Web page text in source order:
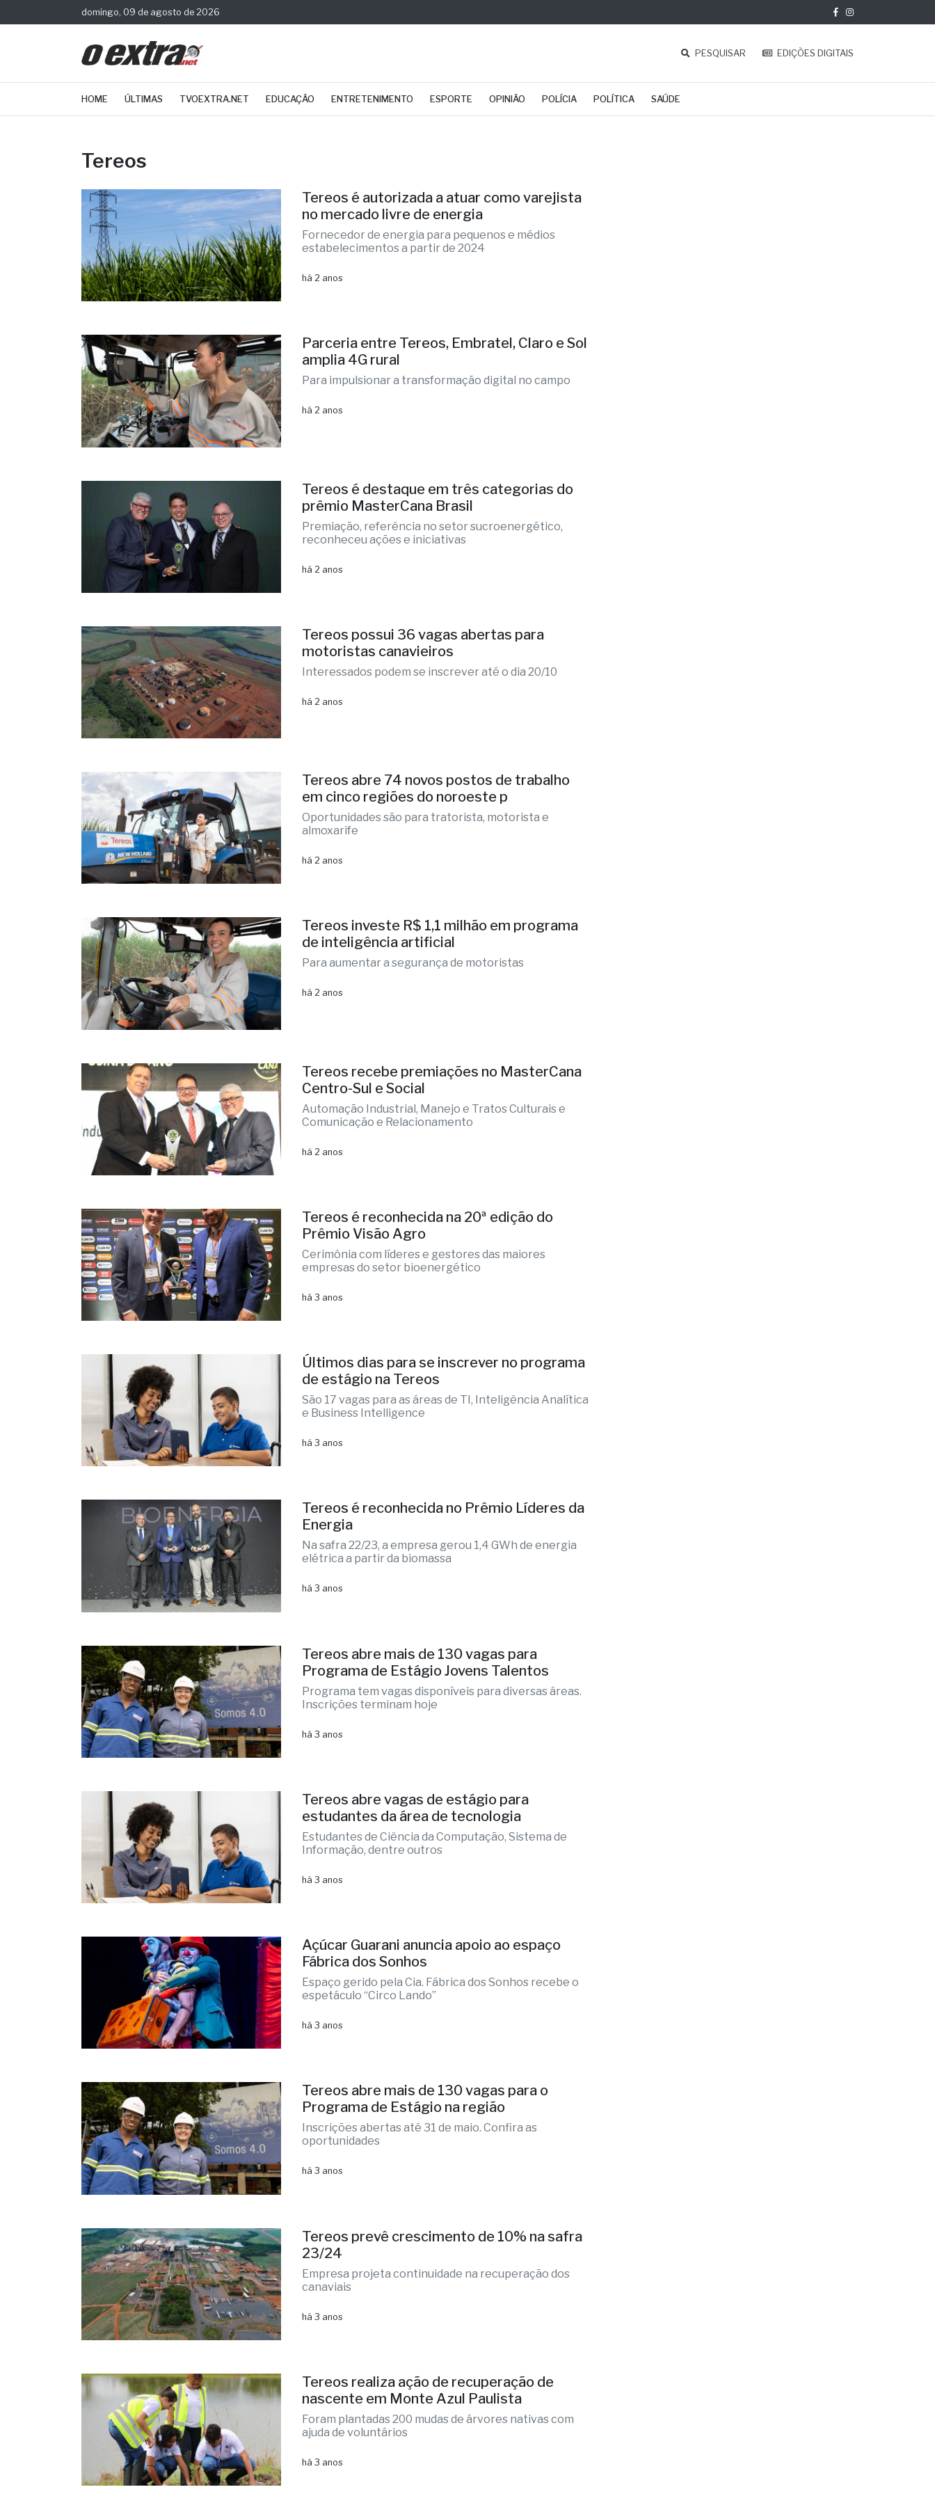
domingo, 09 de agosto de 2026
PESQUISAR EDIÇÕES DIGITAIS
HOME ÚLTIMAS TVOEXTRA.NET EDUCAÇÃO ENTRETENIMENTO ESPORTE OPINIÃO POLÍCIA POLÍTICA SAÚDE
Tereos
Tereos é autorizada a atuar como varejista
no mercado livre de energia
Fornecedor de energia para pequenos e médios
estabelecimentos a partir de 2024
há 2 anos
Parceria entre Tereos, Embratel, Claro e Sol
amplia 4G rural
Para impulsionar a transformação digital no campo
há 2 anos
Tereos é destaque em três categorias do
prêmio MasterCana Brasil
Premiação, referência no setor sucroenergético,
reconheceu ações e iniciativas
há 2 anos
Tereos possui 36 vagas abertas para
motoristas canavieiros
Interessados podem se inscrever até o dia 20/10
há 2 anos
Tereos abre 74 novos postos de trabalho
em cinco regiões do noroeste p
Oportunidades são para tratorista, motorista e
almoxarife
há 2 anos
Tereos investe R$ 1,1 milhão em programa
de inteligência artificial
Para aumentar a segurança de motoristas
há 2 anos
Tereos recebe premiações no MasterCana
Centro-Sul e Social
Automação Industrial, Manejo e Tratos Culturais e
Comunicação e Relacionamento
há 2 anos
Tereos é reconhecida na 20ª edição do
Prêmio Visão Agro
Cerimônia com líderes e gestores das maiores
empresas do setor bioenergético
há 3 anos
Últimos dias para se inscrever no programa
de estágio na Tereos
São 17 vagas para as áreas de TI, Inteligência Analítica
e Business Intelligence
há 3 anos
Tereos é reconhecida no Prêmio Líderes da
Energia
Na safra 22/23, a empresa gerou 1,4 GWh de energia
elétrica a partir da biomassa
há 3 anos
Tereos abre mais de 130 vagas para
Programa de Estágio Jovens Talentos
Programa tem vagas disponíveis para diversas áreas.
Inscrições terminam hoje
há 3 anos
Tereos abre vagas de estágio para
estudantes da área de tecnologia
Estudantes de Ciência da Computação, Sistema de
Informação, dentre outros
há 3 anos
Açúcar Guarani anuncia apoio ao espaço
Fábrica dos Sonhos
Espaço gerido pela Cia. Fábrica dos Sonhos recebe o
espetáculo “Circo Lando”
há 3 anos
Tereos abre mais de 130 vagas para o
Programa de Estágio na região
Inscrições abertas até 31 de maio. Confira as
oportunidades
há 3 anos
Tereos prevê crescimento de 10% na safra
23/24
Empresa projeta continuidade na recuperação dos
canaviais
há 3 anos
Tereos realiza ação de recuperação de
nascente em Monte Azul Paulista
Foram plantadas 200 mudas de árvores nativas com
ajuda de voluntários
há 3 anos